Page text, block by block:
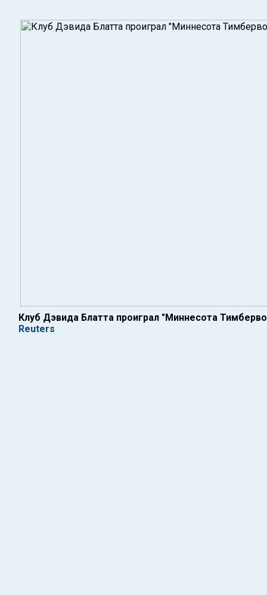
Клуб Дэвида Блатта проиграл "Миннесота
Reuters